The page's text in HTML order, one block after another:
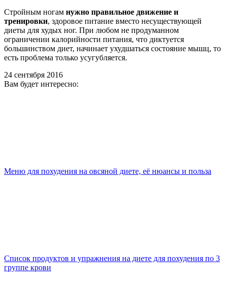
Стройным ногам нужно правильное движение и
тренировки, здоровое питание вместо несуществующей
диеты для худых ног. При любом не продуманном
ограничении калорийности питания, что диктуется
большинством диет, начинает ухудшаться состояние мышц, то
есть проблема только усугубляется.
24 сентября 2016
Вам будет интересно:
Меню для похудения на овсяной диете, её нюансы и польза
Список продуктов и упражнения на диете для похудения по 3
группе крови